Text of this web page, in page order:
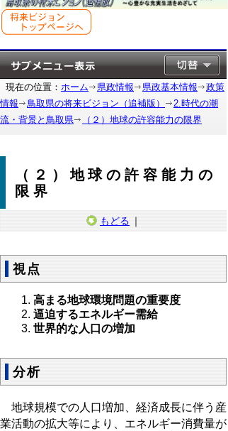
現在の位置： ホーム 県政情報 県政基本情報
政策
情報
鳥取県の将来ビジョン（追補版）
2.時代の潮
流・背景と鳥取県
（２）地球の許容能力の限界
（２）地球の許容能力の
限界
もどる ｜
視点
高まる地球環境問題の重要度
逼迫するエネルギー需給
世界的な人口の増加
分析
地球規模での人口増加、経済成長に伴う産
業活動の拡大等により、エネルギー消費量が